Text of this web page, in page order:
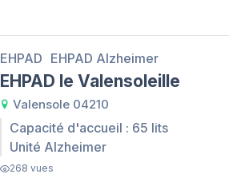
EHPAD EHPAD Alzheimer
EHPAD le Valensoleille
Valensole 04210
Capacité d'accueil : 65 lits
Unité Alzheimer
268 vues